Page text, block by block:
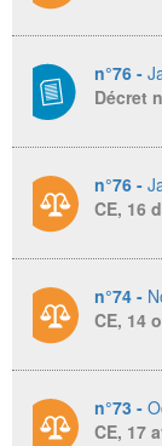
n°76 -
Décret
n°76 -
CE, 16
n°74 -
CE, 14
n°73 -
CE, 17